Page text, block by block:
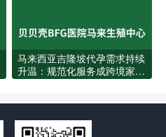
马来西亚吉隆坡代孕需求持续
升温：规范化服务成跨境家庭